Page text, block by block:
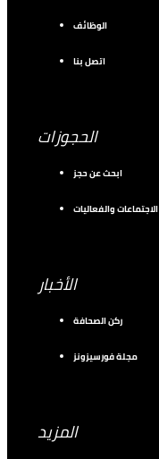
الوظائف
اتصل بنا
الحجوزات
ابحث عن حجز
الاجتماعات والفعاليات
الأخبار
ركن الصحافة
مجلة فورسيزونز
المزيد